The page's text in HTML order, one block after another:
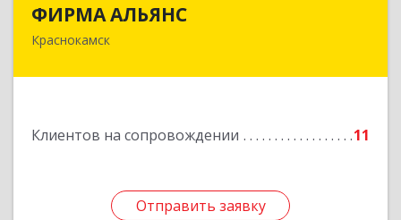
ФИРМА АЛЬЯНС
Краснокамск
Клиентов на сопровождении 11
Отправить заявку
Отправить заявку